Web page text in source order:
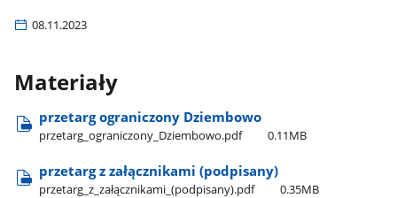
08.11.2023
Materiały
przetarg ograniczony Dziembowo
przetarg​_ograniczony​_Dziembowo.pdf 0.11MB
przetarg z załącznikami (podpisany)
przetarg​_z​_załącznikami​_(podpisany).pdf 0.35MB